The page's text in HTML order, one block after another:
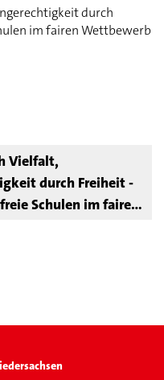
durch
im fairen Wettbewerb
Vielfalt,
durch Freiheit -
Schulen im fairen